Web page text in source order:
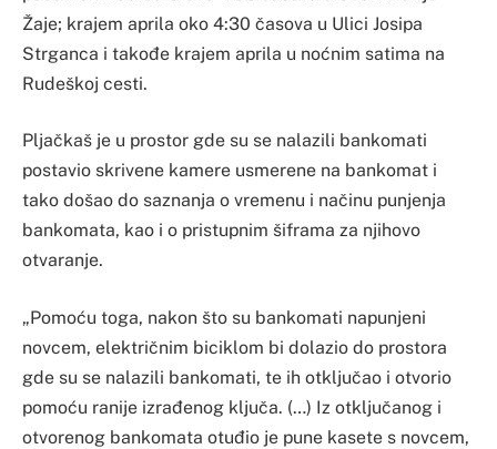
Žaje; krajem aprila oko 4:30 časova u Ulici Josipa
Strganca i takođe krajem aprila u noćnim satima na
Rudeškoj cesti.
Pljačkaš je u prostor gde su se nalazili bankomati
postavio skrivene kamere usmerene na bankomat i
tako došao do saznanja o vremenu i načinu punjenja
bankomata, kao i o pristupnim šiframa za njihovo
otvaranje.
„Pomoću toga, nakon što su bankomati napunjeni
novcem, električnim biciklom bi dolazio do prostora
gde su se nalazili bankomati, te ih otključao i otvorio
pomoću ranije izrađenog ključa. (…) Iz otključanog i
otvorenog bankomata otuđio je pune kasete s novcem,